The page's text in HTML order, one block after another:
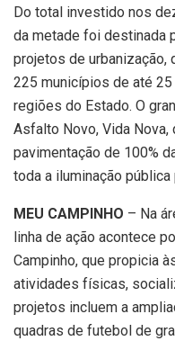
Do total investido nos
da metade foi destinada
projetos de urbanização,
225 municípios de até
regiões do Estado. O
Asfalto Novo, Vida
pavimentação de 100%
toda a iluminação pública
MEU CAMPINHO – Na
linha de ação acontece
Campinho, que propicia
atividades físicas,
projetos incluem a
quadras de futebol de